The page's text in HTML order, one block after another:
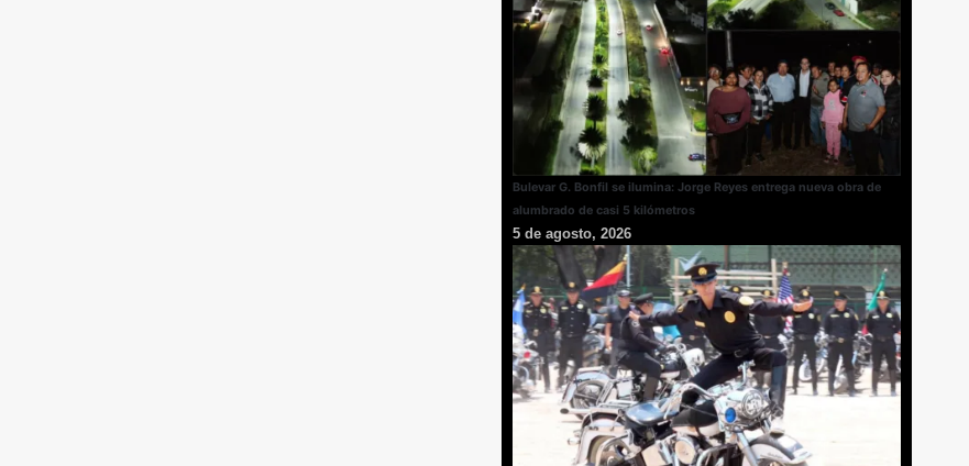
Bulevar G. Bonfil se ilumina: Jorge Reyes entrega nueva obra de
alumbrado de casi 5 kilómetros
5 de agosto, 2026